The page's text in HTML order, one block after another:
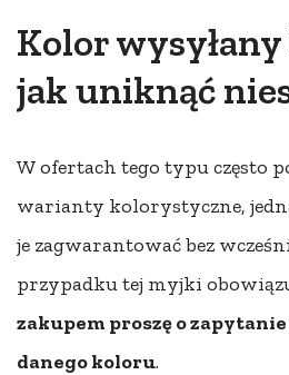
Kolor
jak uniknąć
W ofertach tego typu często
warianty kolorystyczne,
je zagwarantować bez
przypadku tej myjki
zakupem proszę o zapytanie
danego koloru.